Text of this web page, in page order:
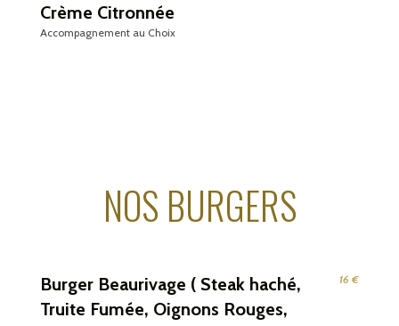
Crème Citronnée
Accompagnement au Choix
NOS BURGERS
Burger Beaurivage ( Steak haché,
Truite Fumée, Oignons Rouges,
16 €